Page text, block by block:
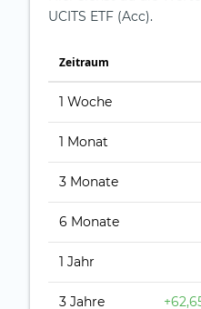
UCITS ETF (Acc).
Zeit­raum
1 Woche
1 Monat
3 Monate
6 Monate
1 Jahr
3 Jahre